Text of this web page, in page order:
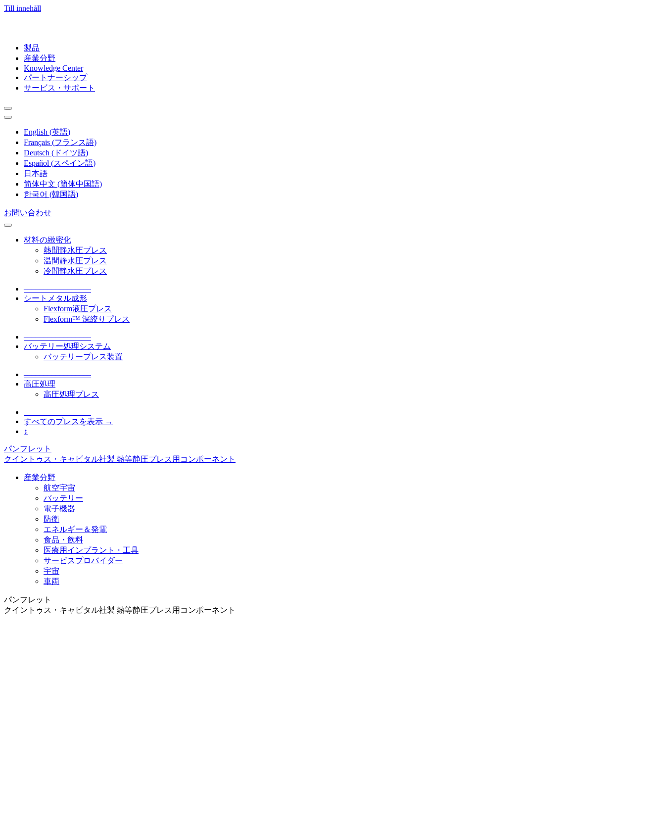
Till innehåll
製品
産業分野
Knowledge Center
パートナーシップ
サービス・サポート
English (英語)
Français (フランス語)
Deutsch ( ドイツ語)
Español (スペイン語)
日本語
简体中文 (簡体中国語)
한국어 (韓国語)
お問い合わせ
材料の緻密化
熱間静水圧プレス
温間静水圧プレス
冷間静水圧プレス
–––––––––––––––––
シートメタル成形
Flexform液圧プレス
Flexform™ 深絞りプレス
–––––––––––––––––
バッテリー処理システム
バッテリープレス装置
–––––––––––––––––
高圧処理
高圧処理プレス
–––––––––––––––––
すべてのプレスを表示 →
↕
パンフレット
クイントゥス・キャピタル社製 熱等静圧プレス用コンポーネント
産業分野
航空宇宙
バッテリー
電子機器
防衛
エネルギー＆発電
食品・飲料
医療用インプラント・工具
サービスプロバイダー
宇宙
車両
パンフレット
クイントゥス・キャピタル社製 熱等静圧プレス用コンポーネント